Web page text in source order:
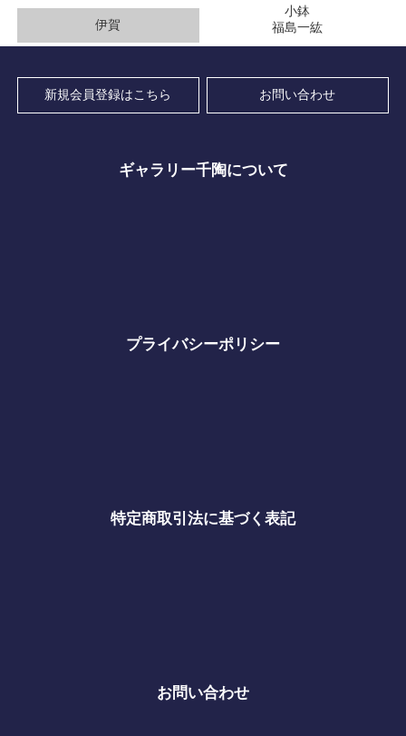
伊賀
小鉢
福島一紘
新規会員登録はこちら お問い合わせ
ギャラリー千陶について
プライバシーポリシー
特定商取引法に基づく表記
お問い合わせ